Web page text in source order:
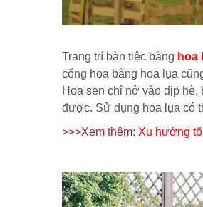
Trang trí bàn tiệc bằng hoa
cổng hoa bằng hoa lụa
Hoa sen chỉ nở vào dịp hè,
được. Sử dụng hoa lụa có
>>>Xem thêm: Xu hướng